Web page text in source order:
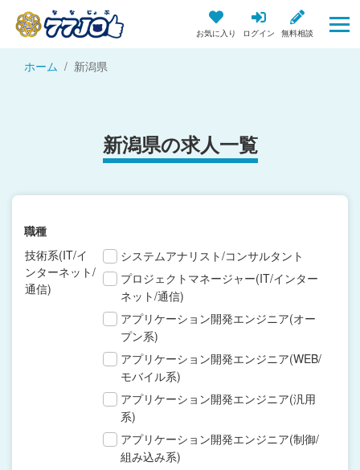
お気に入り ログイン 無料相談
ホーム 新潟県
新潟県の求人一覧
職種
技術系(IT/イ
ンターネット/
通信)
システムアナリスト/コンサルタント
プロジェクトマネージャー(IT/インター
ネット/通信)
アプリケーション開発エンジニア(オー
プン系)
アプリケーション開発エンジニア(WEB/
モバイル系)
アプリケーション開発エンジニア(汎用
系)
アプリケーション開発エンジニア(制御/
組み込み系)